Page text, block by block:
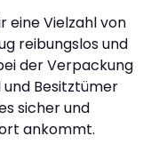
eine Vielzahl von
reibungslos und
der Verpackung
Besitztümer
sicher und
ankommt.